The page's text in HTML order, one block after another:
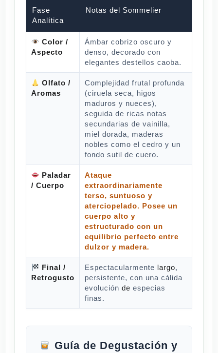
Fase
Analítica
Notas del Sommelier
Color /
Aspecto
Ámbar cobrizo oscuro y
denso, decorado con
elegantes destellos caoba.
Olfato /
Aromas
Complejidad frutal profunda
(ciruela seca, higos
maduros y nueces),
seguida de ricas notas
secundarias de vainilla,
miel dorada, maderas
nobles como el cedro y un
fondo sutil de cuero.
Paladar
/ Cuerpo
Ataque
extraordinariamente
terso, suntuoso y
aterciopelado. Posee un
cuerpo alto y
estructurado con un
equilibrio perfecto entre
dulzor y madera.
Final /
Retrogusto
Espectacularmente largo,
persistente, con una cálida
evolución de especias
finas.
Guía de Degustación y